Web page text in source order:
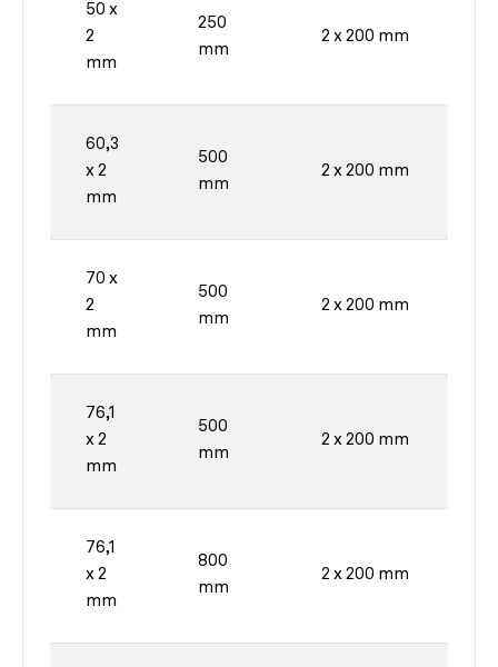
50 x
2
mm
250
mm
2 x 200 mm
60,3
x 2
mm
500
mm
2 x 200 mm
70 x
2
mm
500
mm
2 x 200 mm
76,1
x 2
mm
500
mm
2 x 200 mm
76,1
x 2
mm
800
mm
2 x 200 mm